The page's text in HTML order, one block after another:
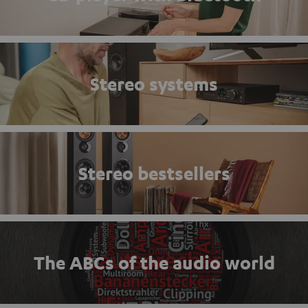
Stereo systems
Stereo bestsellers
The ABCs of the audio world